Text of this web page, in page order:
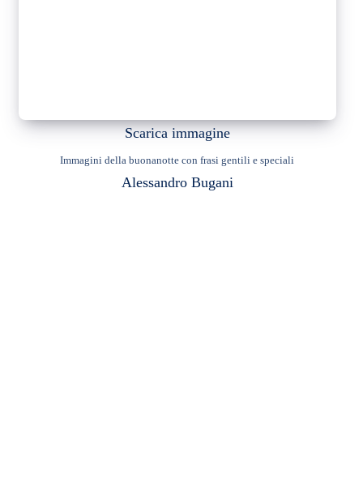
Scarica immagine
Immagini della buonanotte con frasi gentili e speciali
Alessandro Bugani